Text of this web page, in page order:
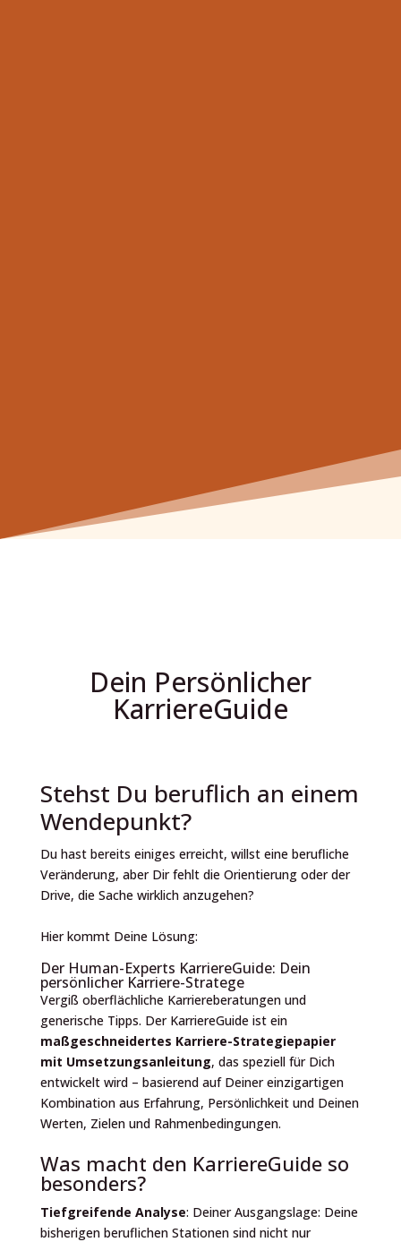
Dein Persönlicher
KarriereGuide
Stehst Du beruflich an einem
Wendepunkt?
Du hast bereits einiges erreicht, willst eine berufliche
Veränderung, aber Dir fehlt die Orientierung oder der
Drive, die Sache wirklich anzugehen?
Hier kommt Deine Lösung:
Der Human-Experts KarriereGuide: Dein
persönlicher Karriere-Stratege
Vergiß oberflächliche Karriereberatungen und
generische Tipps. Der KarriereGuide ist ein
maßgeschneidertes Karriere-Strategiepapier
mit Umsetzungsanleitung, das speziell für Dich
entwickelt wird – basierend auf Deiner einzigartigen
Kombination aus Erfahrung, Persönlichkeit und Deinen
Werten, Zielen und Rahmenbedingungen.
Was macht den KarriereGuide so
besonders?
Tiefgreifende Analyse: Deiner Ausgangslage: Deine
bisherigen beruflichen Stationen sind nicht nur